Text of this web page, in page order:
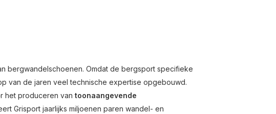
bergwandelschoenen. Omdat de bergsport specifieke
van de jaren veel technische expertise opgebouwd.
het produceren van toonaangevende
Grisport jaarlijks miljoenen paren wandel- en